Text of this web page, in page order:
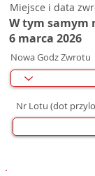
Miejsce i data
W tym samym
6 marca 2026
Nowa Godz Zwrotu
Nr Lotu (dot